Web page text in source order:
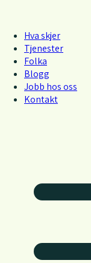
Hva skjer
Tjenester
Folka
Blogg
Jobb hos oss
Kontakt